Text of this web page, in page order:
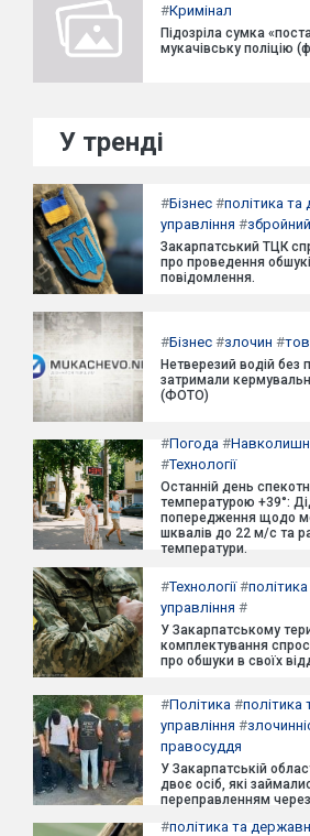
#Кримінал
Підозріла сумка
мукачівську поліцію
У тренді
#Бізнес #політика
управління #
Закарпатський ТЦК
про проведення
повідомлення.
#Бізнес #злочин #
Нетверезий водій без
затримали
(ФОТО)
#Погода #
#Технології
Останній день
температурою +39°:
попередження щодо
шквалів до 22 м/с та
температури.
#Технології#
управління #
У Закарпатському
комплектування
про обшуки в своїх
#Політика #політика
управління #
правосуддя
У Закарпатській
двоє осіб, які
переправленням
#політика та